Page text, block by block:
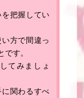
把握してい
方で間違っ
す。
てみましょ
関わるすべ